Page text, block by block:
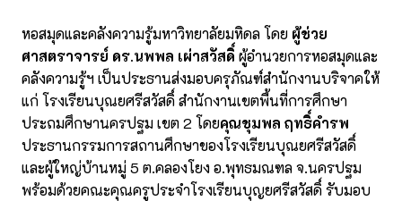
หอสมุดและคลังความรู้มหาวิทยาลัยมหิดล โดย ผู้ช่วย
ศาสตราจารย์ ดร.นพพล เผ่าสวัสดิ์ ผู้อำนวยการหอสมุดและ
คลังความรู้ฯ เป็นประธานส่งมอบครุภัณฑ์สำนักงานบริจาคให้
แก่ โรงเรียนบุณยศรีสวัสดิ์ สำนักงานเขตพื้นที่การศึกษา
ประถมศึกษานครปฐม เขต 2 โดยคุณชุมพล ฤทธิ์คำรพ
ประธานกรรมการสถานศึกษาของโรงเรียนบุณยศรีสวัสดิ์
และผู้ใหญ่บ้านหมู่ 5 ต.คลองโยง อ.พุทธมณฑล จ.นครปฐม
พร้อมด้วยคณะคุณครูประจำโรงเรียนบุญยศรีสวัสดิ์ รับมอบ